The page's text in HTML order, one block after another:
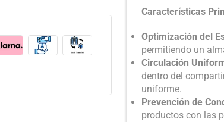
Características
Optimización del
permitiendo un
Circulación
dentro del
uniforme.
Prevención de
productos con las